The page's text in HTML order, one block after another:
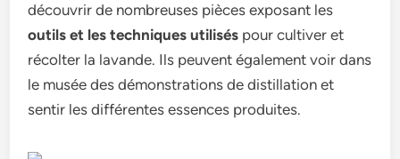
découvrir de nombreuses pièces exposant les
outils et les techniques utilisés pour cultiver et
récolter la lavande. Ils peuvent également voir dans
le musée des démonstrations de distillation et
sentir les différentes essences produites.